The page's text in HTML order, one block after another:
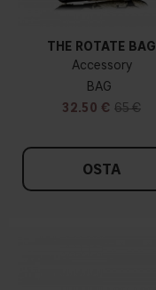
THE ROTATE BAG
Accessory
BAG
32.50 € 65 €
OSTA